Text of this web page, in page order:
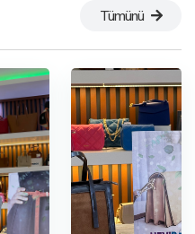
Tümünü